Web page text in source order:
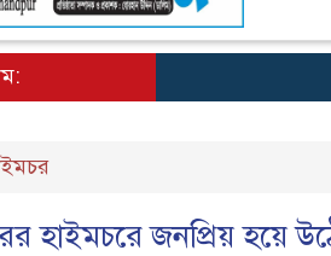
হাইমচরে জনপ্রিয় হয়ে